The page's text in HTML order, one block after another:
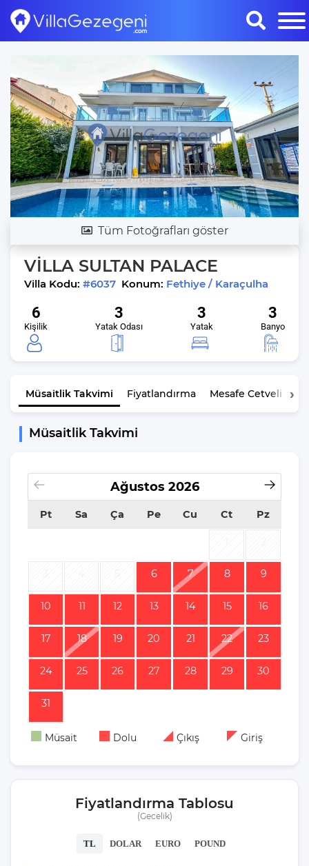
Tüm Fotoğrafları göster
VİLLA SULTAN PALACE
Villa Kodu: #6037 Konum: Fethiye / Karaçulha
6
Kişilik
3
Yatak Odası
3
Yatak
3
Banyo
Müsaitlik Takvimi Fiyatlandırma Mesafe Cetveli
Müsaitlik Takvimi
Ağustos 2026
Pt Sa Ça Pe Cu Ct Pz
6 7 8 9
10 11 12 13 14 15 16
17 18 19 20 21 22 23
24 25 26 27 28 29 30
31
Müsait Dolu Çıkış Giriş
Fiyatlandırma Tablosu
(Gecelik)
TL DOLAR EURO POUND